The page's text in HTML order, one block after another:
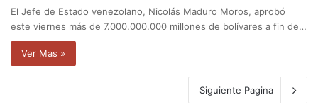
El Jefe de Estado venezolano, Nicolás Maduro Moros, aprobó
este viernes más de 7.000.000.000 millones de bolívares a fin de…
Ver Mas »
Siguiente Pagina